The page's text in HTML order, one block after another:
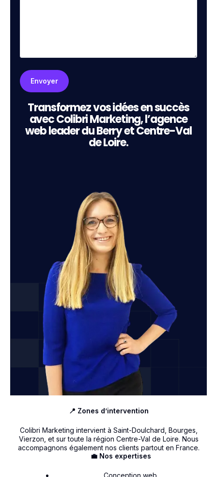
Transformez vos idées en succès
avec Colibri Marketing, l’agence
web leader du Berry et Centre-Val
de Loire.
💼 Nos expertises
📍 Zones d’intervention
Colibri Marketing intervient à Saint-Doulchard, Bourges,
Vierzon, et sur toute la région Centre-Val de Loire. Nous
accompagnons également nos clients partout en France.